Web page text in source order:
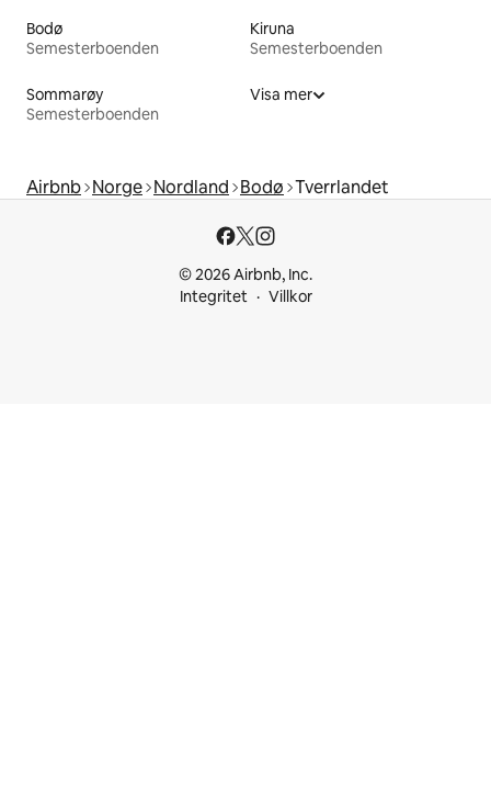
Bodø
Semesterboenden
Kiruna
Semesterboenden
Sommarøy
Semesterboenden
Visa mer
Airbnb Norge Nordland Bodø Tverrlandet
© 2026 Airbnb, Inc.
Integritet
Villkor